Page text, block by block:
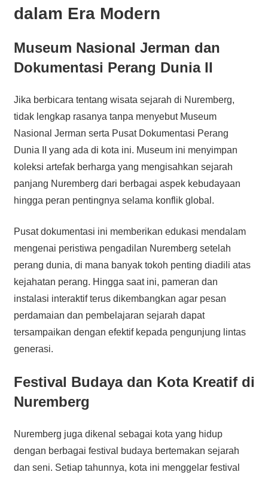
dalam Era Modern
Museum Nasional Jerman dan
Dokumentasi Perang Dunia II
Jika berbicara tentang wisata sejarah di Nuremberg,
tidak lengkap rasanya tanpa menyebut Museum
Nasional Jerman serta Pusat Dokumentasi Perang
Dunia II yang ada di kota ini. Museum ini menyimpan
koleksi artefak berharga yang mengisahkan sejarah
panjang Nuremberg dari berbagai aspek kebudayaan
hingga peran pentingnya selama konflik global.
Pusat dokumentasi ini memberikan edukasi mendalam
mengenai peristiwa pengadilan Nuremberg setelah
perang dunia, di mana banyak tokoh penting diadili atas
kejahatan perang. Hingga saat ini, pameran dan
instalasi interaktif terus dikembangkan agar pesan
perdamaian dan pembelajaran sejarah dapat
tersampaikan dengan efektif kepada pengunjung lintas
generasi.
Festival Budaya dan Kota Kreatif di
Nuremberg
Nuremberg juga dikenal sebagai kota yang hidup
dengan berbagai festival budaya bertemakan sejarah
dan seni. Setiap tahunnya, kota ini menggelar festival